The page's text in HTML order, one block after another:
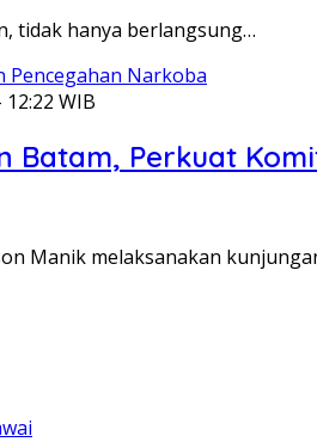
tidak hanya berlangsung…
WIB
Perkuat
Manik melaksanakan